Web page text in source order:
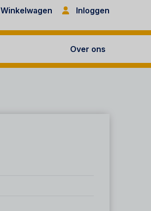
Winkelwagen Inloggen
Over ons